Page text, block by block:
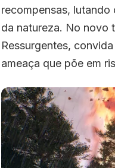
recompensas,
​​da natureza. No novo
Ressurgentes,
ameaça que põe em